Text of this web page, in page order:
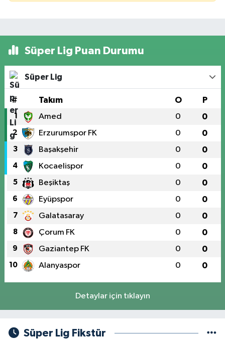
Süper Lig Puan Durumu
Süper Lig
# Takım O P
1 Amed 0 0
2 Erzurumspor FK 0 0
3 Başakşehir 0 0
4 Kocaelispor 0 0
5 Beşiktaş 0 0
6 Eyüpspor 0 0
7 Galatasaray 0 0
8 Çorum FK 0 0
9 Gaziantep FK 0 0
10 Alanyaspor 0 0
Detaylar için tıklayın
Süper Lig Fikstür